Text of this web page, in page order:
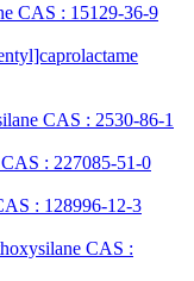
CAS : 15129-36-9
CAS : 2530-86-1
: 227085-51-0
: 128996-12-3
CAS :